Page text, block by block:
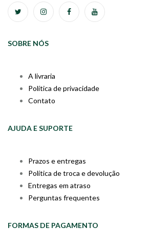
SOBRE NÓS
A livraria
Política de privacidade
Contato
AJUDA E SUPORTE
Prazos e entregas
Política de troca e devolução
Entregas em atraso
Perguntas frequentes
FORMAS DE PAGAMENTO